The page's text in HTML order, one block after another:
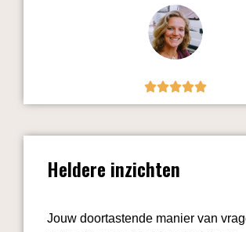
Heldere inzichten
Jouw doortastende manier van